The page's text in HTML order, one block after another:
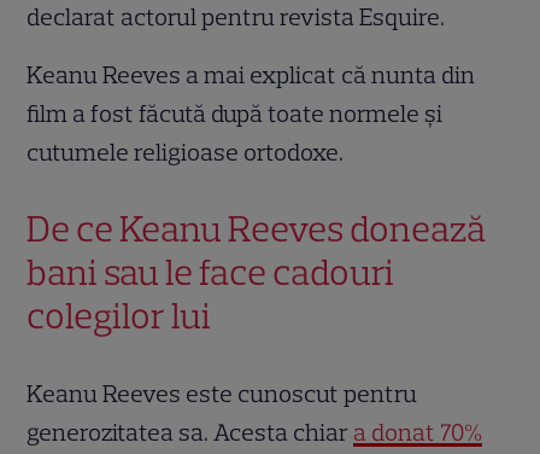
declarat actorul pentru revista Esquire.
Keanu Reeves a mai explicat că nunta din
film a fost făcută după toate normele și
cutumele religioase ortodoxe.
De ce Keanu Reeves donează
bani sau le face cadouri
colegilor lui
Keanu Reeves este cunoscut pentru
generozitatea sa. Acesta chiar a donat 70%